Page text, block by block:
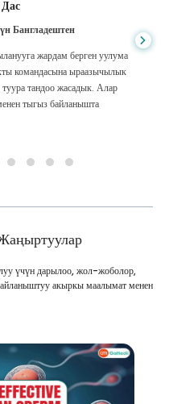
Бангладештен
жардам берген уулума
командасына ыраазычылык
тандоо жасадык. Алар
тыгыз байланышта
үчүн дарылоо, жол-жоболор,
акыркы маалымат менен